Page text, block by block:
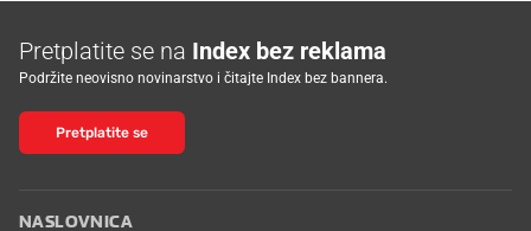
Pretplatite se na Index bez reklama
Podržite neovisno novinarstvo i čitajte Index bez bannera.
Pretplatite se
NASLOVNICA